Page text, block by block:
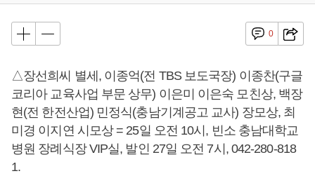
0
△장선희씨 별세, 이종억(전 TBS 보도국장) 이종찬(구글
코리아 교육사업 부문 상무) 이은미 이은숙 모친상, 백장
현(전 한전산업) 민정식(충남기계공고 교사) 장모상, 최
미경 이지연 시모상 = 25일 오전 10시, 빈소 충남대학교
병원 장례식장 VIP실, 발인 27일 오전 7시, 042-280-818
1.